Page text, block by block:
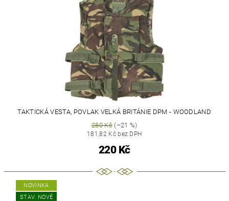
TAKTICKÁ VESTA, POVLAK VELKÁ BRITÁNIE DPM - WOODLAND
280 Kč(–21 %)
181,82 Kč bez DPH
220 Kč
NOVINKA
STAV: NOVÉ